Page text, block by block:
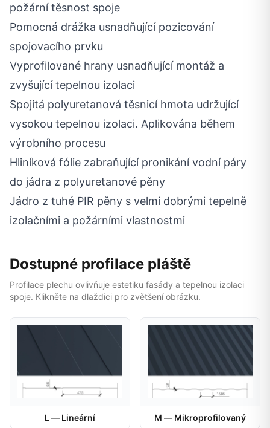
požární těsnost spoje
Pomocná drážka usnadňující pozicování
spojovacího prvku
Vyprofilované hrany usnadňující montáž a
zvyšující tepelnou izolaci
Spojitá polyuretanová těsnicí hmota udržující
vysokou tepelnou izolaci. Aplikována během
výrobního procesu
Hliníková fólie zabraňující pronikání vodní páry
do jádra z polyuretanové pěny
Jádro z tuhé PIR pěny s velmi dobrými tepelně
izolačními a požárními vlastnostmi
Dostupné profilace pláště
Profilace plechu ovlivňuje estetiku fasády a tepelnou izolaci
spoje. Klikněte na dlaždici pro zvětšení obrázku.
L — Lineární M — Mikroprofilovaný